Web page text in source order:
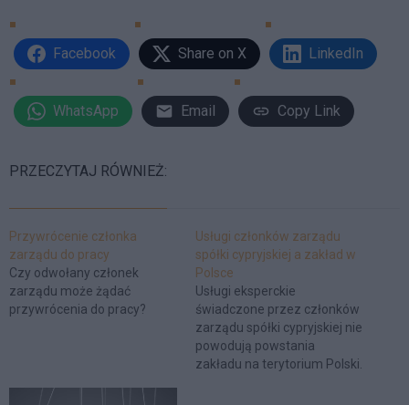
Facebook Share on X LinkedIn
WhatsApp Email Copy Link
PRZECZYTAJ RÓWNIEŻ:
Przywrócenie członka
zarządu do pracy
Czy odwołany członek
zarządu może żądać
przywrócenia do pracy?
Usługi członków zarządu
spółki cypryjskiej a zakład w
Polsce
Usługi eksperckie
świadczone przez członków
zarządu spółki cypryjskiej nie
powodują powstania
zakładu na terytorium Polski.